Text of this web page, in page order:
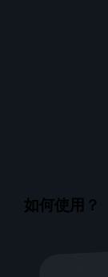
如何使用？